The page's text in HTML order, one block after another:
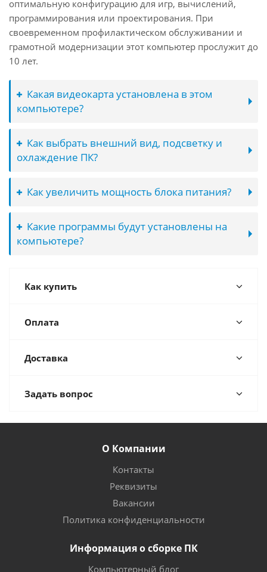
оптимальную конфигурацию для игр, вычислений,
программирования или проектирования. При
своевременном профилактическом обслуживании и
грамотной модернизации этот компьютер прослужит до
10 лет.
Какая видеокарта установлена в этом
компьютере?
Как выбрать внешний вид, подсветку и
охлаждение ПК?
Как увеличить мощность блока питания?
Какие программы будут установлены на
компьютере?
Как купить
Оплата
Доставка
Задать вопрос
О Компании
Контакты
Реквизиты
Вакансии
Политика конфиденциальности
Информация о сборке ПК
Компьютерный блог